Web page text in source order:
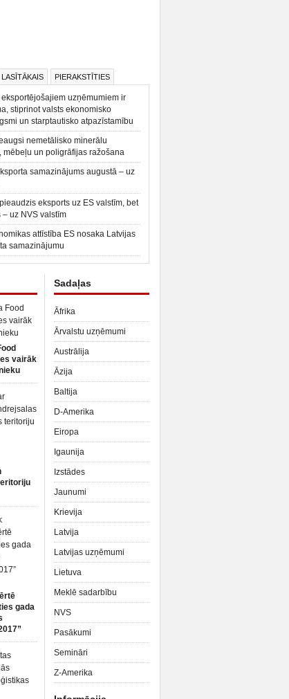
LASĪTĀKAIS PIERAKSTĪTIES
eksportējošajiem uzņēmumiem ir
stiprinot valsts ekonomisko
un starptautisko atpazīstamību
nemetālisko minerālu
mēbeļu un poligrāfijas ražošana
samazinājums augustā – uz
eksports uz ES valstīm, bet
uz NVS valstīm
attīstība ES nosaka Latvijas
samazinājumu
vairāk
gada
Sadaļas
Āfrika
Ārvalstu uzņēmumi
Austrālija
Āzija
Baltija
D-Amerika
Eiropa
Igaunija
Izstādes
Jaunumi
Krievija
Latvija
Latvijas uzņēmumi
Lietuva
Meklē sadarbību
NVS
Pasākumi
Semināri
Z-Amerika